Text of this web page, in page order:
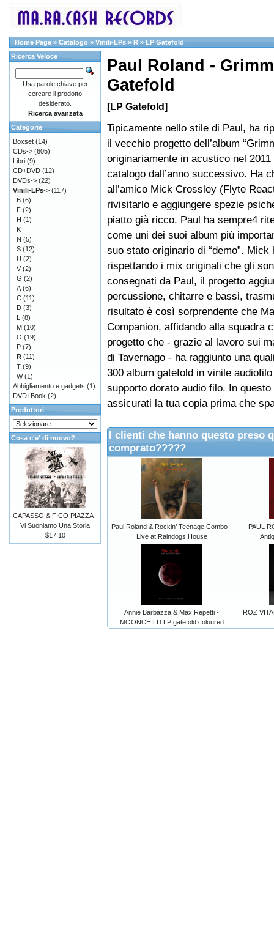
Home Page » Catalogo » Vinili-LPs » R » LP Gatefold
Paul Roland -
Gatefold
[LP Gatefold]
Tipicamente nello stile di Paul, ha
il vecchio progetto dell’album
originariamente in acustico nel 2011
catalogo dall’anno successivo. Ha
all’amico Mick Crossley (Flyte
rivisitarlo e aggiungere spezie
piatto già ricco. Paul ha sempre4
come uni dei suoi album più
suo stato originario di “demo”. Mick
rispettando i mix originali che gli
consegnati da Paul, il progetto
percussione, chitarre e bassi,
risultato è così sorprendente che
Companion, affidando alla squadra
progetto che - grazie al lavoro sui
di Tavernago - ha raggiunto una
300 album gatefold in vinile
supporto dorato audio filo. In
assicurati la tua copia prima che
I clienti che hanno questo preso
comprato?????
Paul Roland & Rockin’ Teenage Combo -
Live at Raindogs House
PAUL
Annie Barbazza & Max Repetti -
MOONCHILD LP gatefold coloured
ROZ
Ricerca Veloce
Usa parole chiave per
cercare il prodotto
desiderato.
Ricerca avanzata
Categorie
Boxset (14)
CDs-> (605)
Libri (9)
CD+DVD (12)
DVDs-> (22)
Vinili-LPs-> (117)
B (6)
F (2)
H (1)
K
N (5)
S (12)
U (2)
V (2)
G (2)
A (6)
C (11)
D (3)
L (8)
M (10)
O (19)
P (7)
R (11)
T (9)
W(1)
Abbigliamento e gadgets (1)
DVD+Book (2)
Produttori
Cosa c'e' di nuovo?
CAPASSO & FICO PIAZZA -
Vi Suoniamo Una Storia
$17.10